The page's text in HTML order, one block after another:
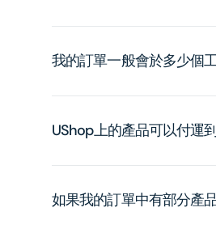
我的訂單一般會於多少個
UShop上的產品可以付運
如果我的訂單中有部分產